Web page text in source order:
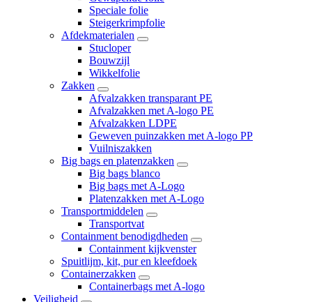
Speciale folie
Steigerkrimpfolie
Afdekmaterialen
Stucloper
Bouwzijl
Wikkelfolie
Zakken
Afvalzakken transparant PE
Afvalzakken met A-logo PE
Afvalzakken LDPE
Geweven puinzakken met A-logo PP
Vuilniszakken
Big bags en platenzakken
Big bags blanco
Big bags met A-Logo
Platenzakken met A-Logo
Transportmiddelen
Transportvat
Containment benodigdheden
Containment kijkvenster
Spuitlijm, kit, pur en kleefdoek
Containerzakken
Containerbags met A-logo
Veiligheid